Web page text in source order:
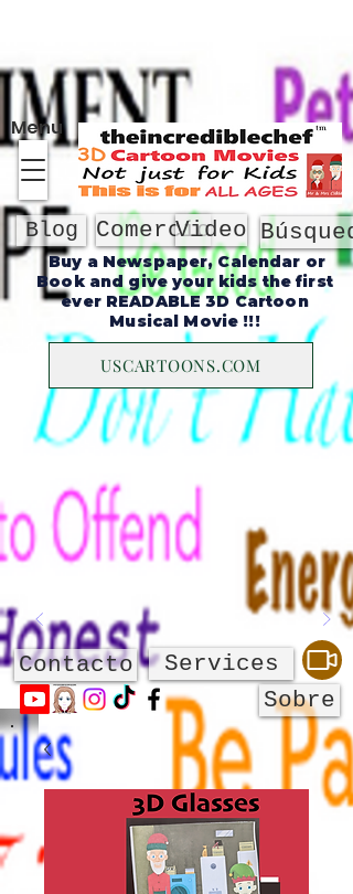
Comercio
Menu
Video
Sobre
Blog
Contacto
USCARTOONS.COM
Buy a Newspaper, Calendar or
Book and give your kids the first
ever READABLE 3D Cartoon
Musical Movie !!!
Services